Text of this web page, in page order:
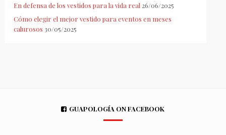
En defensa de los vestidos para la vida real 26/06/2025
Cómo elegir el mejor vestido para eventos en meses
calurosos 30/05/2025
GUAPOLOGÍA ON FACEBOOK